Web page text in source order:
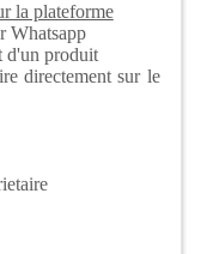
la plateforme
Whatsapp
d'un produit
directement sur le